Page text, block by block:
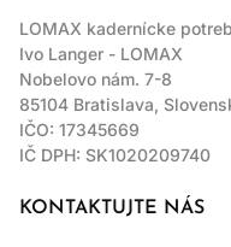
LOMAX kadernícke
Ivo Langer - LOMAX
Nobelovo nám. 7-8
85104 Bratislava,
IČO: 17345669
IČ DPH: SK1020209740
KONTAKTUJTE NÁS